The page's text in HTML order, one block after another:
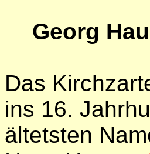
Georg
Das
ins 16.
ältetsten